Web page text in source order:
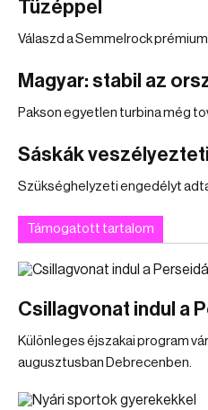
Tüzéppel
Válaszd a Semmelrock
Magyar: stabil az
Pakson egyetlen turbina még
Sáskák
Szükséghelyzeti engedélyt
Támogatott tartalom
Csillagvonat indul a
Különleges éjszakai program
augusztusban Debrecenben.